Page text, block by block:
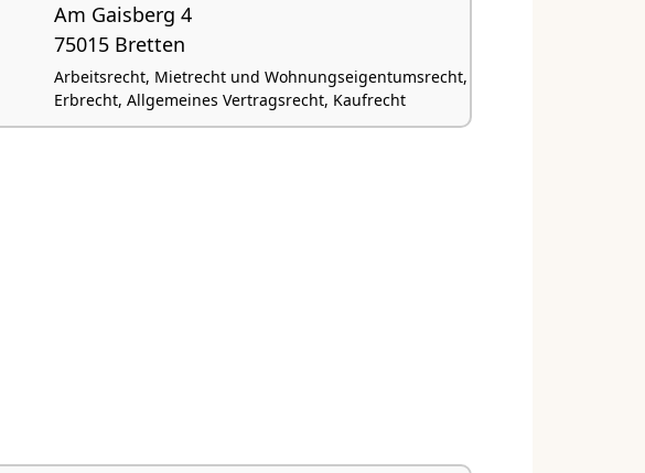
Am Gaisberg 4
75015 Bretten
Arbeitsrecht, Mietrecht und Wohnungseigentumsrecht,
Erbrecht, Allgemeines Vertragsrecht, Kaufrecht